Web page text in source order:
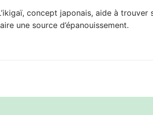
concept japonais, aide à
une source d’épanouissement.